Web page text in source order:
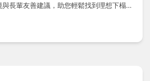
長輩友善建議，助您輕鬆找到理想下榻